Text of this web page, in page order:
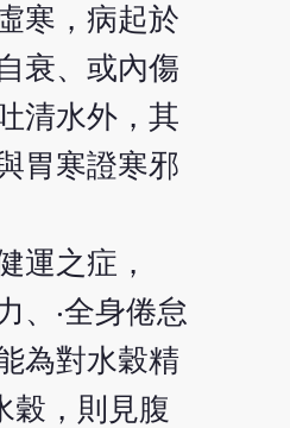
寒，病起於
衰、或內傷
清水外，其
胃寒證寒邪
運之症，
、‧全身倦怠
為對水穀精
穀，則見腹